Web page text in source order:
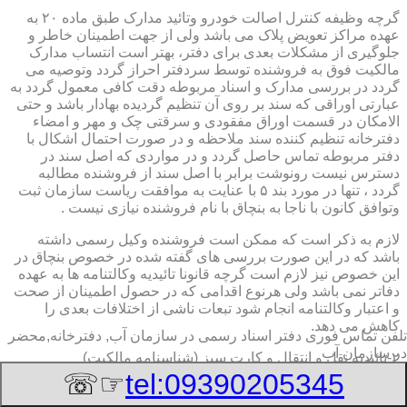
گرچه وظیفه کنترل اصالت خودرو وتائید مدارک طبق ماده ۲۰ به
عهده مراکز تعویض پلاک می باشد ولی از جهت اطمینان خاطر و
جلوگیری از مشکلات بعدی برای دفتر، بهتر است انتساب مدارک
مالکیت فوق به فروشنده توسط سردفتر احراز گردد وتوصیه می
گردد در بررسی مدارک و اسناد مربوطه دقت کافی معمول گردد به
عبارتی اوراقی که سند بر روی آن تنظیم گردیده بهادار باشد و حتی
الامکان در قسمت اوراق مفقودی و سرقتی چک و مهر و امضاء
دفترخانه تنظیم کننده سند ملاحظه و در صورت احتمال اشکال با
دفتر مربوطه تماس حاصل گردد و در مواردی که اصل سند در
دسترس نیست رونوشت برابر با اصل سند از فروشنده مطالبه
گردد ، تنها در مورد بند ۵ با عنایت به موافقت ریاست سازمان ثبت
وتوافق کانون با ناجا به بنچاق با نام فروشنده نیازی نیست .
لازم به ذکر است که ممکن است فروشنده وکیل رسمی داشته
باشد که در این صورت بررسی های گفته شده در خصوص بنچاق در
این خصوص نیز لازم است گرچه قانونا تائیدیه وکالتنامه ها به عهده
دفاتر نمی باشد ولی هرنوع اقدامی که در حصول اطمینان از صحت
و اعتبار وکالتنامه انجام شود تبعات ناشی از اختلافات بعدی را
کاهش می دهد.
۲-تائیدیه نقل و انتقال و کارت سبز (شناسنامه مالکیت)
برگ تائیدیه نقل و انتقال صادره از مراکز تعویض پلاک حاوی
تلفن تماس فوری دفتر اسناد رسمی در سازمان آب, دفترخانه,محضر
در سازمان آب
tel:09390205345
☞☏